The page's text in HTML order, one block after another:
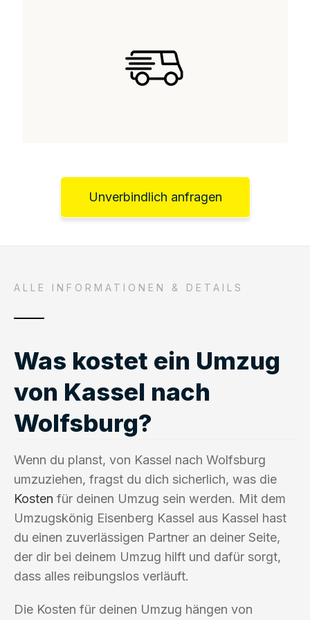
Unverbindlich anfragen
ALLE INFORMATIONEN & DETAILS
Was kostet ein Umzug
von Kassel nach
Wolfsburg?
Wenn du planst, von Kassel nach Wolfsburg
umzuziehen, fragst du dich sicherlich, was die
Kosten für deinen Umzug sein werden. Mit dem
Umzugskönig Eisenberg Kassel aus Kassel hast
du einen zuverlässigen Partner an deiner Seite,
der dir bei deinem Umzug hilft und dafür sorgt,
dass alles reibungslos verläuft.
Die Kosten für deinen Umzug hängen von